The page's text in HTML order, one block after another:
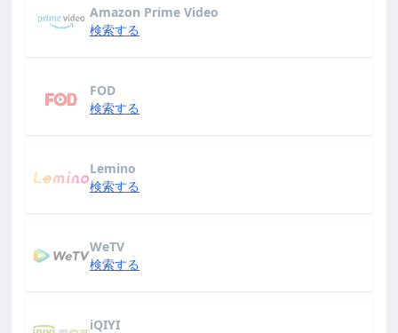
Amazon Prime Video
検索する
FOD
検索する
Lemino
検索する
WeTV
検索する
iQIYI